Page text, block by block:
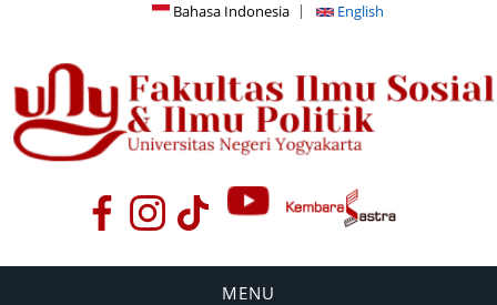
Bahasa Indonesia English
MENU